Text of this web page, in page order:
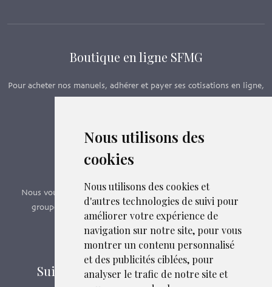
Nous utilisons des
cookies
Nous utilisons des cookies et
d'autres technologies de suivi pour
améliorer votre expérience de
navigation sur notre site, pour vous
montrer un contenu personnalisé
et des publicités ciblées, pour
analyser le trafic de notre site et
Boutique en ligne SFMG
Pour acheter nos manuels, adhérer et payer ses cotisations en ligne,
Boutique en ligne
Formations SFMG
Nous vous proposons des formations e-learning, présentiels,
groupes de pairs - Certificat QUALIOPI n° 2020/89171.2
Découvrir nos formations
Suivez-nous sur les réseaux sociaux